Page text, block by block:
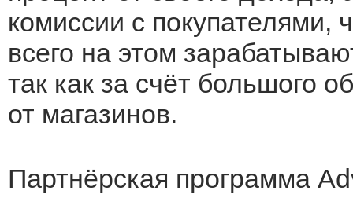
комиссии с покупателями,
всего на этом
так как за счёт большого
от магазинов.
Партнёрская программа